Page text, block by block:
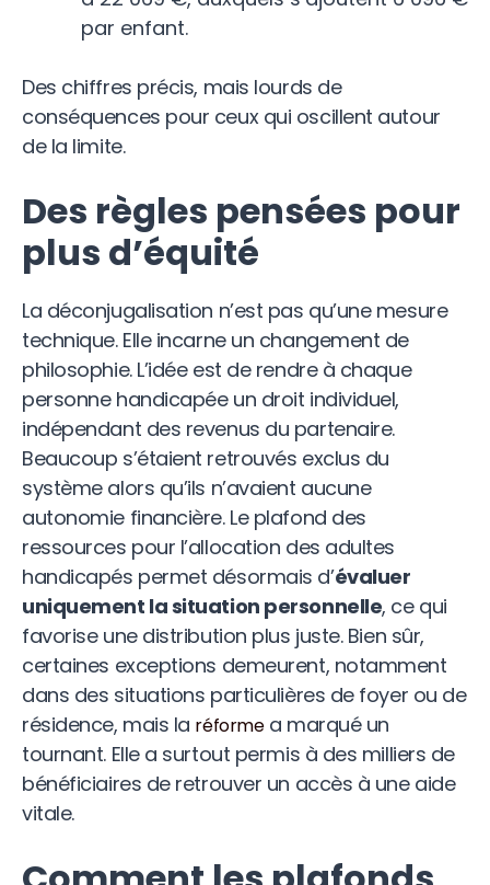
par enfant.
Des chiffres précis, mais lourds de
conséquences pour ceux qui oscillent autour
de la limite.
Des règles pensées pour
plus d’équité
La déconjugalisation n’est pas qu’une mesure
technique. Elle incarne un changement de
philosophie. L’idée est de rendre à chaque
personne handicapée un droit individuel,
indépendant des revenus du partenaire.
Beaucoup s’étaient retrouvés exclus du
système alors qu’ils n’avaient aucune
autonomie financière. Le plafond des
ressources pour l’allocation des adultes
handicapés permet désormais d’évaluer
uniquement la situation personnelle, ce qui
favorise une distribution plus juste. Bien sûr,
certaines exceptions demeurent, notamment
dans des situations particulières de foyer ou de
résidence, mais la réformea marqué un
tournant. Elle a surtout permis à des milliers de
bénéficiaires de retrouver un accès à une aide
vitale.